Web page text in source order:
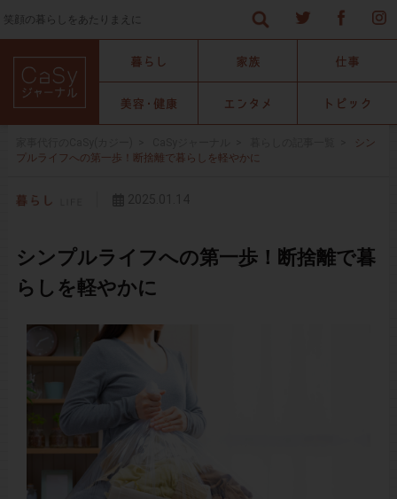
笑顔の暮らしをあたりまえに
シン
プルライフへの第一歩！断捨離で暮らしを軽やかに
シンプルライフへの第一歩！断捨離で暮
らしを軽やかに